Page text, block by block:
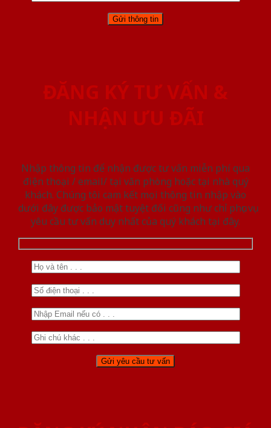
ĐĂNG KÝ TƯ VẤN &
NHẬN ƯU ĐÃI
Nhập thông tin để nhận được tư vấn miễn phí qua
điện thoại / email/ tại văn phòng hoặc tại nhà quý
khách. Chúng tôi cam kết mọi thông tin nhập vào
dưới đây được bảo mật tuyệt đối cũng như chỉ phục vụ
yêu cầu tư vấn duy nhất của quý khách tại đây.